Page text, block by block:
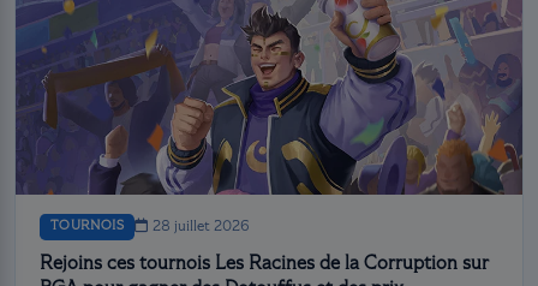
TOURNOIS 28 juillet 2026
Rejoins ces tournois Les Racines de la Corruption sur